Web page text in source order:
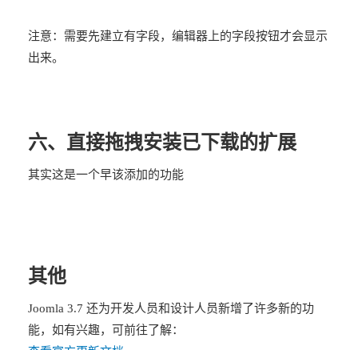
注意：需要先建立有字段，编辑器上的字段按钮才会显示
出来。
六、直接拖拽安装已下载的扩展
其实这是一个早该添加的功能
其他
Joomla 3.7 还为开发人员和设计人员新增了许多新的功
能，如有兴趣，可前往了解：